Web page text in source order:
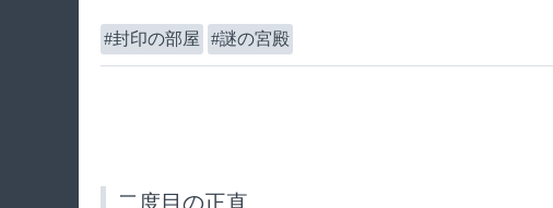
封印の部屋 謎の宮殿
二度目の正直